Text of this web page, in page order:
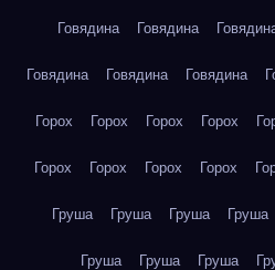
Говядина Говядина
Говядина Говядина Говядина
Горох Горох Горох Горох
Горох Горох Горох Горох
Груша Груша Груша Груша
Груша Груша Груша